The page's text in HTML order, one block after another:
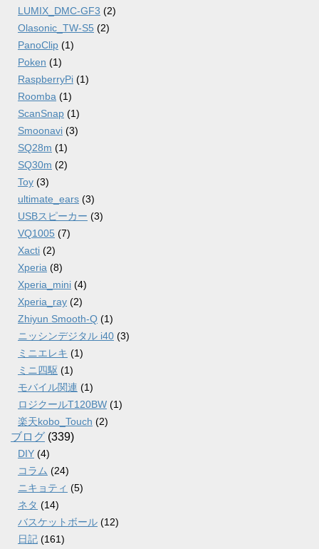
LUMIX_DMC-GF3 (2)
Olasonic_TW-S5 (2)
PanoClip (1)
Poken (1)
RaspberryPi (1)
Roomba (1)
ScanSnap (1)
Smoonavi (3)
SQ28m (1)
SQ30m (2)
Toy (3)
ultimate_ears (3)
USBスピーカー (3)
VQ1005 (7)
Xacti (2)
Xperia (8)
Xperia_mini (4)
Xperia_ray (2)
Zhiyun Smooth-Q (1)
ニッシンデジタル i40 (3)
ミニエレキ (1)
ミニ四駆 (1)
モバイル関連 (1)
ロジクールT120BW (1)
楽天kobo_Touch (2)
ブログ (339)
DIY (4)
コラム (24)
ニキョティ (5)
ネタ (14)
バスケットボール (12)
日記 (161)